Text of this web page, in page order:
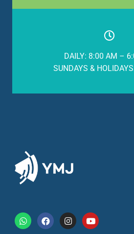
DAILY: 8:00 AM –
SUNDAYS &